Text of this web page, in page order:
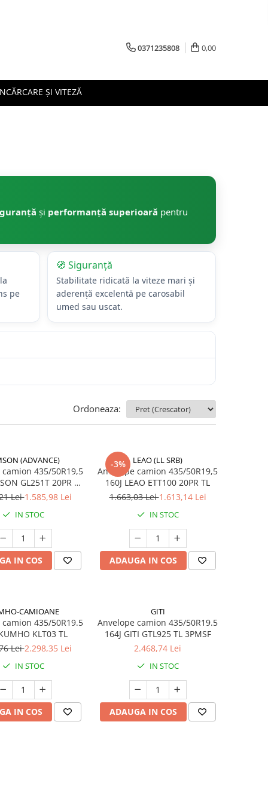
0371235808 0,00
ȘI VITEZĂ
și performanță superioară pentru
pe
🧭 Siguranță
Stabilitate ridicată la viteze mari și
aderență excelentă pe carosabil
umed sau uscat.
Ordoneaza:
(ADVANCE)
435/50R19,5
GL251T 20PR TL
M+S 3PMSF
Lei1.585,98 Lei
IN STOC
IN COS
-3% LEAO (LL SRB)
Anvelope camion 435/50R19,5
160J LEAO ETT100 20PR TL
1.663,03 Lei1.613,14 Lei
IN STOC
ADAUGA IN COS
CAMIOANE
435/50R19.5
KLT03 TL
Lei2.298,35 Lei
IN STOC
IN COS
GITI
Anvelope camion 435/50R19.5
164J GITI GTL925 TL 3PMSF
2.468,74 Lei
IN STOC
ADAUGA IN COS